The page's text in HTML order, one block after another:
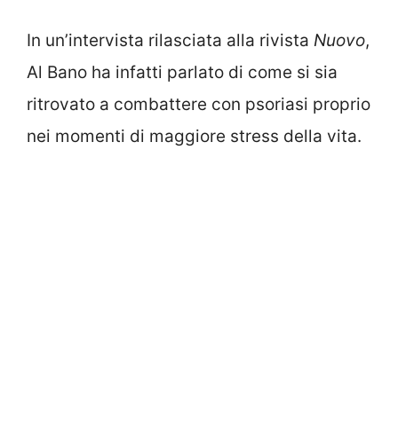
In un’intervista rilasciata alla rivista Nuovo,
Al Bano ha infatti parlato di come si sia
ritrovato a combattere con psoriasi proprio
nei momenti di maggiore stress della vita.